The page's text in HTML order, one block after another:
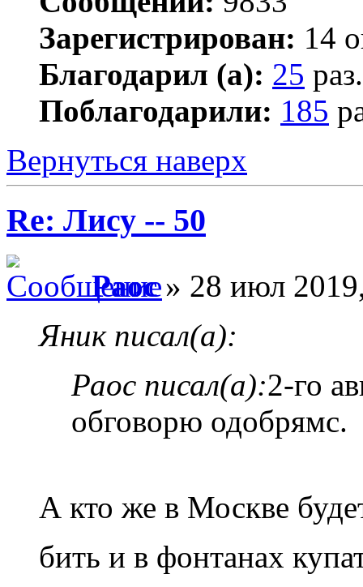
Зарегистрирован: 14
Благодарил (а): 25 раз.
Поблагодарили: 185
Вернуться наверх
Re: Лису -- 50
Раос» 28 июл
Яник писал(а):
Раос писал(а):2-го
обговорю одобрямс.
А кто же в Москве
бить и в фонтанах